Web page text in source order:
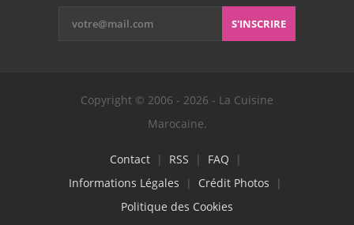
S'INSCRIRE
Copyright © 2006 - 2026 - La Cuisine
Marocaine.
Contact| RSS | FAQ |
Informations Légales | Crédit Photos |
Politique des Cookies